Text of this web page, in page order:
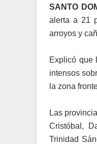
SANTO
alerta a 21
arroyos y
Explicó que
intensos
la zona
Las
Cristóbal,
Trinidad